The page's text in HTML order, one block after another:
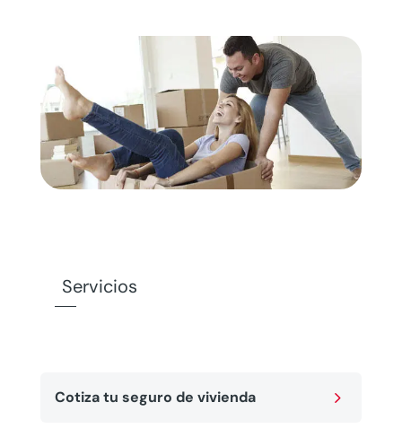
Servicios
Cotiza tu seguro de vivienda 5